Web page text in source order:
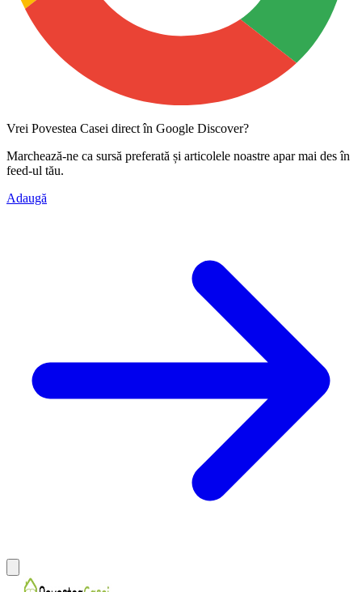
Vrei Povestea Casei direct în Google Discover?
Marchează-ne ca sursă preferată și articolele noastre apar mai des în
feed-ul tău.
Adaugă